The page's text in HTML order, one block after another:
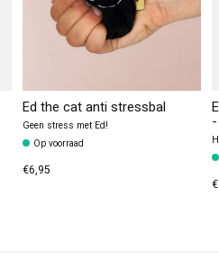
Ed the cat anti stressbal
Geen stress met Ed!
Op voorraad
€6,95